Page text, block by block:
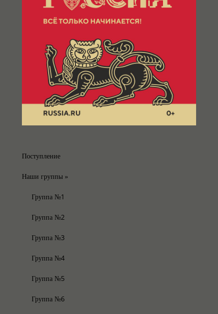
Поступление
Наши группы»
Группа №1
Группа №2
Группа №3
Группа №4
Группа №5
Группа №6